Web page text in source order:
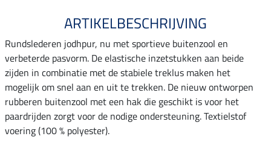
ARTIKELBESCHRIJVING
Rundslederen jodhpur, nu met sportieve buitenzool en
verbeterde pasvorm. De elastische inzetstukken aan beide
zijden in combinatie met de stabiele treklus maken het
mogelijk om snel aan en uit te trekken. De nieuw ontworpen
rubberen buitenzool met een hak die geschikt is voor het
paardrijden zorgt voor de nodige ondersteuning. Textielstof
voering (100 % polyester).